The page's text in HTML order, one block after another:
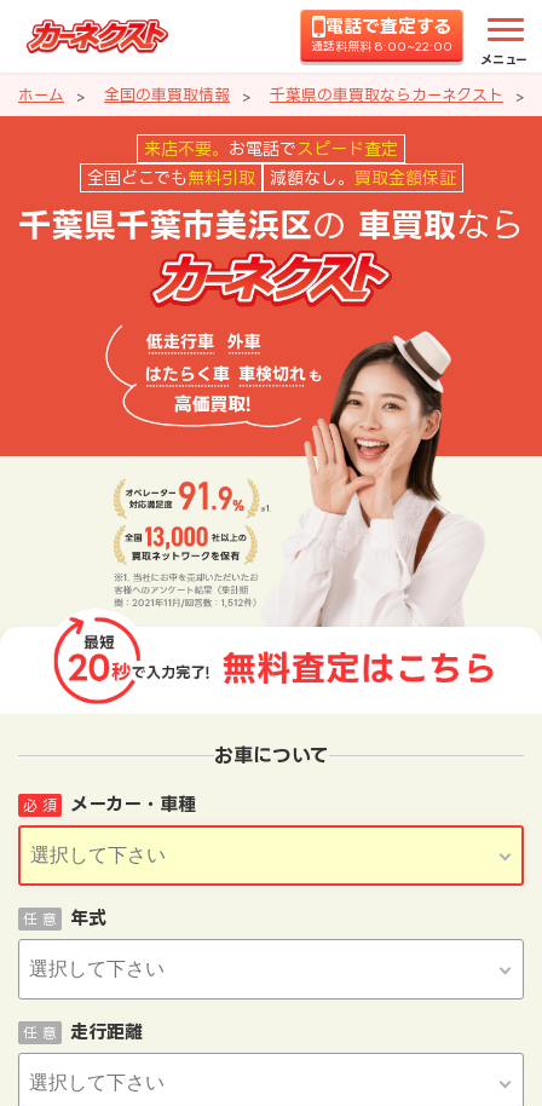
電話で査定する
通話料無料 8:00~22:00
メニュー
ホーム 全国の車買取情報 千葉県の車買取ならカーネクスト
千葉県千葉市美浜区の車買取な
来店不要。 お電話で スピード査定
全国どこでも 無料引取 減額なし。 買取金額保証
千葉県千葉市美浜区の 車買取なら
お車について
メーカー・車種
必 須
年式
任 意
走行距離
任 意